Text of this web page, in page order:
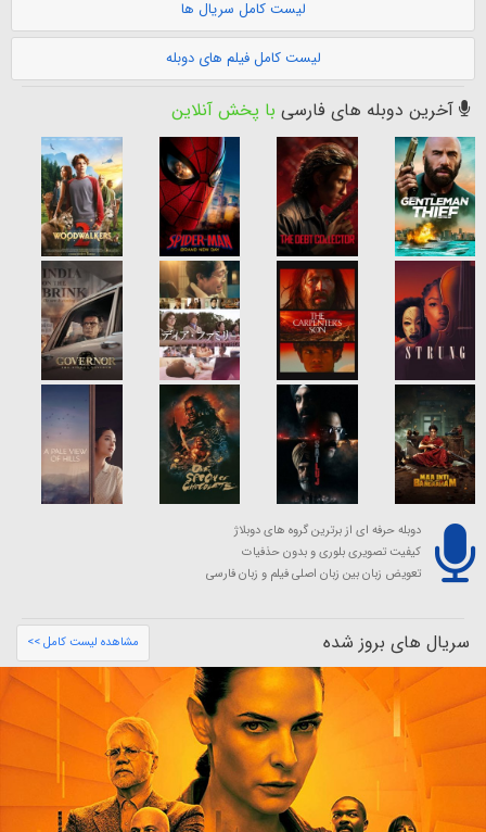
لیست کامل سریال ها
لیست کامل فیلم های دوبله
آخرین دوبله های فارسی با پخش آنلاین
دوبله حرفه ای از برترین گروه های دوبلاژ
کیفیت تصویری بلوری و بدون حذفیات
تعویض زبان بین زبان اصلی فیلم و زبان فارسی
سریال های بروز شده مشاهده لیست کامل >>